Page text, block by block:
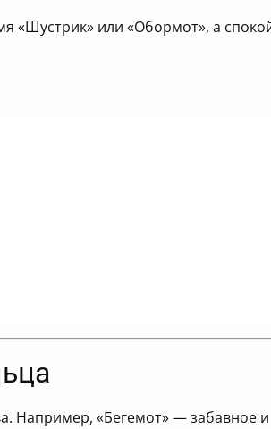
«Шустрик» или «Обормот», а
Например, «Бегемот» — забавное и